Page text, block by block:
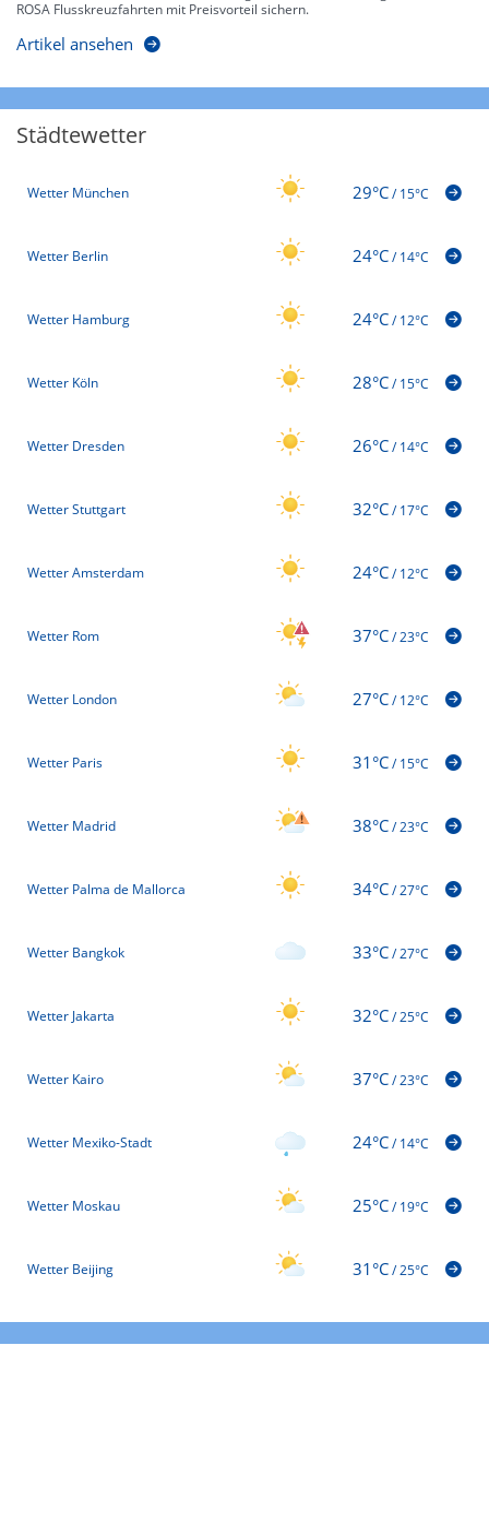
ROSA Flusskreuzfahrten mit Preisvorteil sichern.
Artikel ansehen
Städtewetter
Wetter München 29°C/15°C
Wetter Berlin 24°C/14°C
Wetter Hamburg 24°C/12°C
Wetter Köln 28°C/15°C
Wetter Dresden 26°C/14°C
Wetter Stuttgart 32°C/17°C
Wetter Amsterdam 24°C/12°C
Wetter Rom 37°C/23°C
Wetter London 27°C/12°C
Wetter Paris 31°C/15°C
Wetter Madrid 38°C/23°C
Wetter Palma de Mallorca 34°C/27°C
Wetter Bangkok 33°C/27°C
Wetter Jakarta 32°C/25°C
Wetter Kairo 37°C/23°C
Wetter Mexiko-Stadt 24°C/14°C
Wetter Moskau 25°C/19°C
Wetter Beijing 31°C/25°C